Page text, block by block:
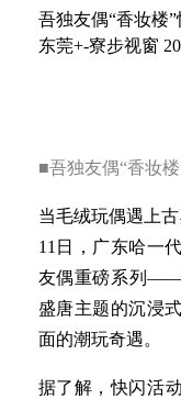
吾独友偶“香妆楼
东莞+-寮步视窗
■吾独友偶“香妆
当毛绒玩偶遇上
11日，广东哈一
友偶重磅系列
盛唐主题的沉浸
面的潮玩奇遇。
据了解，快闪活